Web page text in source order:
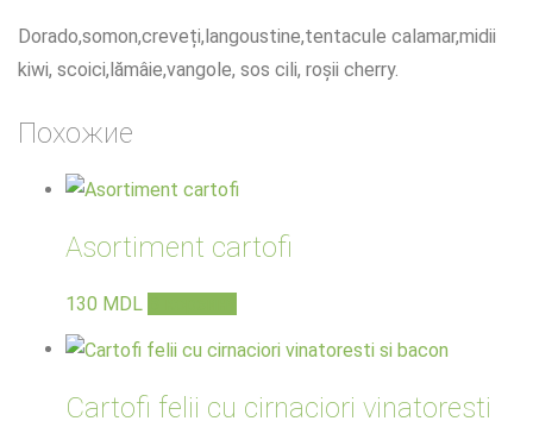
Dorado,somon,creveți,langoustine,tentacule calamar,midii
kiwi, scoici,lămâie,vangole, sos cili, roșii cherry.
Похожие
Asortiment cartofi
130 MDL
Cartofi felii cu cirnaciori vinatoresti